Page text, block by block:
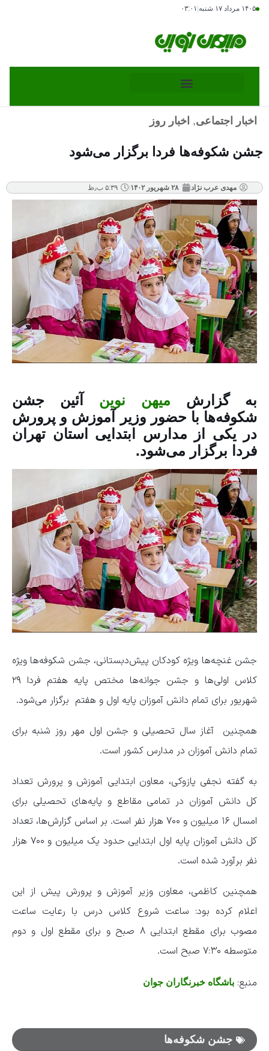
۱۴۰۵ مرداد ۱۷ شنبه ۰۳:۰۱
اخبار اجتماعی, اخبار روز
جشن شکوفه‌ها فردا برگزار می‌شود
مهدی عرب نژاد ۲۸ شهریور ۱۴۰۲ ۵:۳۹ ب٫ظ
به گزارش میهن نوین آئین جشن
شکوفه‌ها با حضور وزیر آموزش و پرورش
در یکی از مدارس ابتدایی استان تهران
فردا برگزار می‌شود.
جشن غنچه‌ها ویژه کودکان پیش‌دبستانی، جشن شکوفه‌ها ویژه
کلاس اولی‌ها و جشن جوانه‌ها مختص پایه هفتم فردا ۲۹
شهریور برای تمام دانش آموزان پایه اول و هفتم برگزار می‌شود.
همچنین آغاز سال تحصیلی و جشن اول مهر روز شنبه برای
تمام دانش آموزان در مدارس کشور است.
به گفته نجفی پازوکی، معاون ابتدایی آموزش و پرورش تعداد
کل دانش آموزان در تمامی مقاطع و پایه‌های تحصیلی برای
امسال ۱۶ میلیون و ۷۰۰ هزار نفر است. بر اساس گزارش‌ها، تعداد
کل دانش آموزان پایه اول ابتدایی حدود یک میلیون و ۷۰۰ هزار
نفر برآورد شده است.
همچنین کاظمی، معاون وزیر آموزش و پرورش پیش از این
اعلام کرده بود: ساعت شروع کلاس درس با رعایت ساعت
مصوب برای مقطع ابتدایی ۸ صبح و برای مقطع اول و دوم
متوسطه ۷:۳۰ صبح است.
منبع: باشگاه خبرنگاران جوان
جشن شکوفه‌ها